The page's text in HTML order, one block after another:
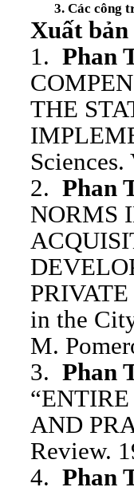
3. Các công
Xuất
1. Phan
THE
2. Phan
NORMS
in the
M.
3. Phan
AND
Review.
4. Phan